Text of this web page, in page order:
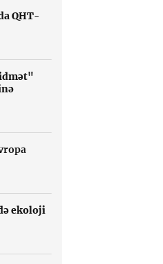
QHT-
ekoloji